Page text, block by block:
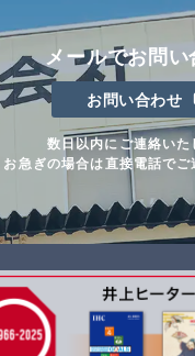
メールでお問い
お問い合わせ
数日以内にご連絡いた
お急ぎの場合は直接電話でご